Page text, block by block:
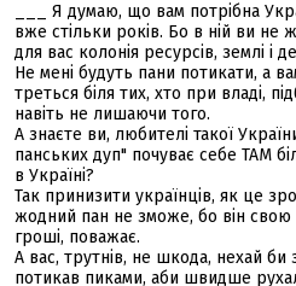
___ Я думаю, що вам потрібна
вже стільки років. Бо в ній ви не
для вас колонія ресурсів, землі і
Не мені будуть пани потикати, а
треться біля тих, хто при владі,
навіть не лишаючи того.
А знаєте ви, любителі такої
панських дуп" почуває себе ТАМ
в Україні?
Так принизити українців, як це
жодний пан не зможе, бо він свою
гроші, поважає.
А вас, трутнів, не шкода, нехай
потикав пиками, аби швидше